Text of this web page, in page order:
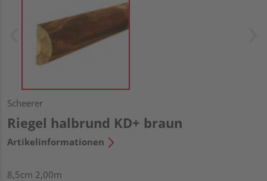
Scheerer
Riegel halbrund KD+ braun
Artikelinformationen
8,5cm 2,00m